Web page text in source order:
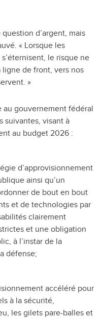
question d’argent, mais
« Lorsque les
le risque ne
ligne de front, vers nos
»
au gouvernement fédéral
suivantes, visant à
au budget 2026 :
d’approvisionnement
ainsi qu’un
de bout en bout
et de technologies par
clairement
et une obligation
à l’instar de la
défense;
accéléré pour
à la sécurité,
les gilets pare-balles et